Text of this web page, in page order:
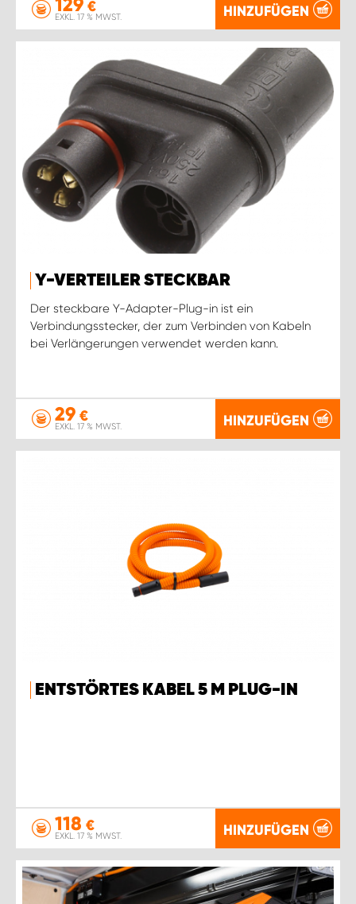
€
EXKL. 17 % MWST. HINZUFÜGEN
Y-VERTEILER STECKBAR
Der steckbare Y-Adapter-Plug-in ist ein
Verbindungsstecker, der zum Verbinden von Kabeln
bei Verlängerungen verwendet werden kann.
29 €
EXKL. 17 % MWST. HINZUFÜGEN
ENTSTÖRTES KABEL 5 M PLUG-IN
118 €
EXKL. 17 % MWST. HINZUFÜGEN